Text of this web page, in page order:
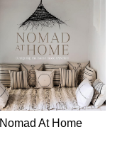
Nomad At Home